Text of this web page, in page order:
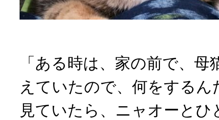
「ある時は、家の前で、
えていたので、何をする
見ていたら、ニャオーとひ